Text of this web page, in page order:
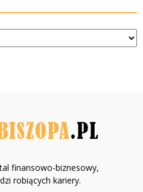
finansowo-biznesowy,
robiących kariery.